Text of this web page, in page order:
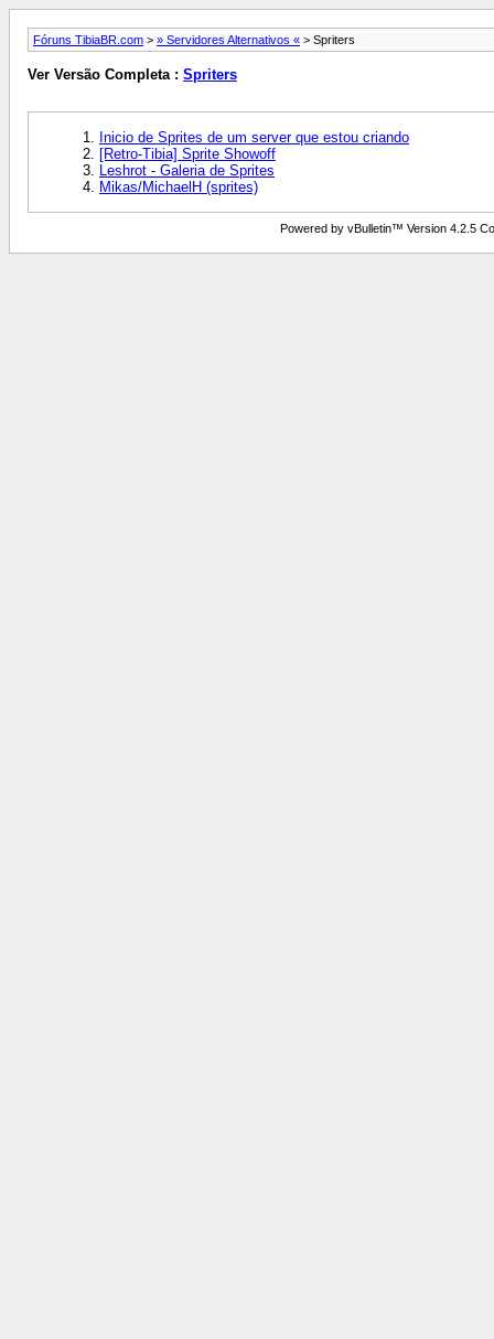
Fóruns TibiaBR.com > » Servidores Alternativos « > Spriters
Ver Versão Completa : Spriters
Inicio de Sprites de um server que estou criando
[Retro-Tibia] Sprite Showoff
Leshrot - Galeria de Sprites
Mikas/MichaelH (sprites)
Powered by vBulletin™ Version 4.2.5